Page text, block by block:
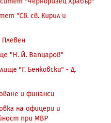
"Св. св. Кирил и
"Н. Й. Вапцаров"
"Г. Бенковски" - Д.
и финанси
на офицери и
при МВР